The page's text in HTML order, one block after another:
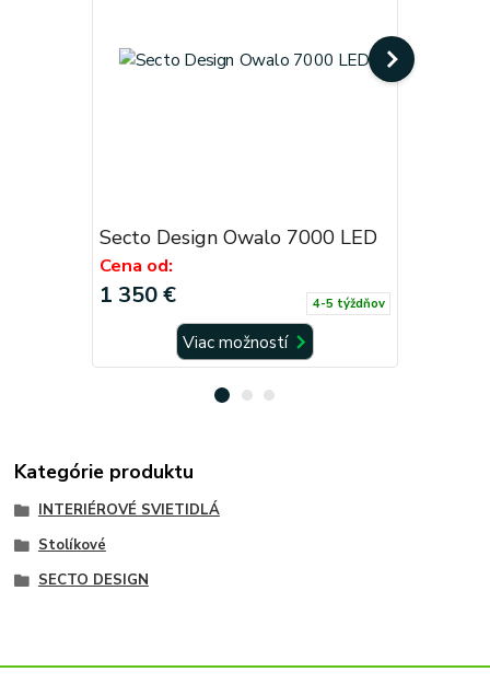
Secto Design Owalo 7000 LED
Cena od:
1 350 € 4-5 týždňov
Viac možností
Kategórie produktu
INTERIÉROVÉ SVIETIDLÁ
Stolíkové
SECTO DESIGN